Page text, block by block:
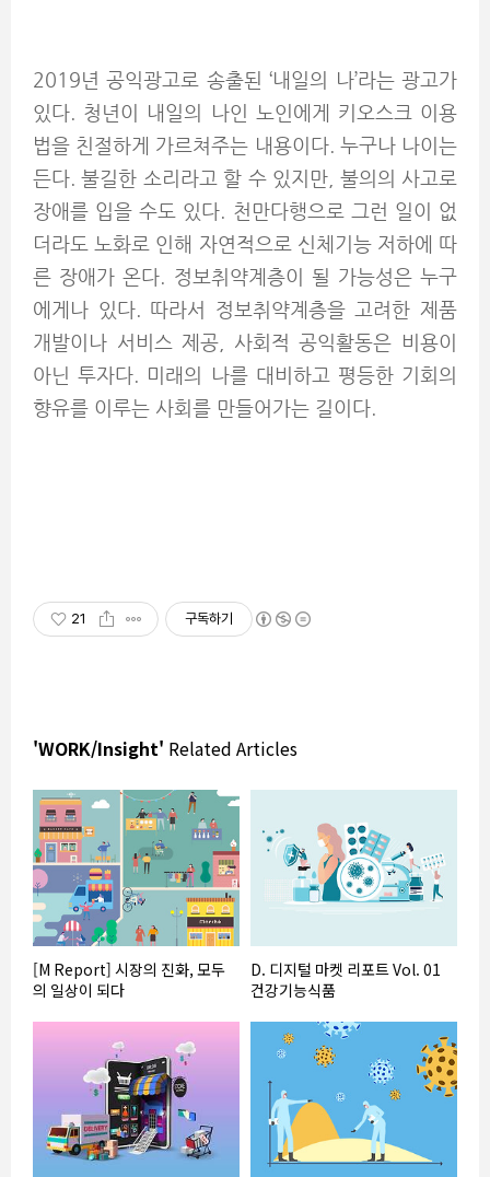
2019년 공익광고로 송출된 ‘내일의 나’라는 광고가
있다. 청년이 내일의 나인 노인에게 키오스크 이용
법을 친절하게 가르쳐주는 내용이다. 누구나 나이는
든다. 불길한 소리라고 할 수 있지만, 불의의 사고로
장애를 입을 수도 있다. 천만다행으로 그런 일이 없
더라도 노화로 인해 자연적으로 신체기능 저하에 따
른 장애가 온다. 정보취약계층이 될 가능성은 누구
에게나 있다. 따라서 정보취약계층을 고려한 제품
개발이나 서비스 제공, 사회적 공익활동은 비용이
아닌 투자다. 미래의 나를 대비하고 평등한 기회의
향유를 이루는 사회를 만들어가는 길이다.
21 구독하기
'WORK/Insight' Related Articles
[M Report] 시장의 진화, 모두
의 일상이 되다
D. 디지털 마켓 리포트 Vol. 01
건강기능식품